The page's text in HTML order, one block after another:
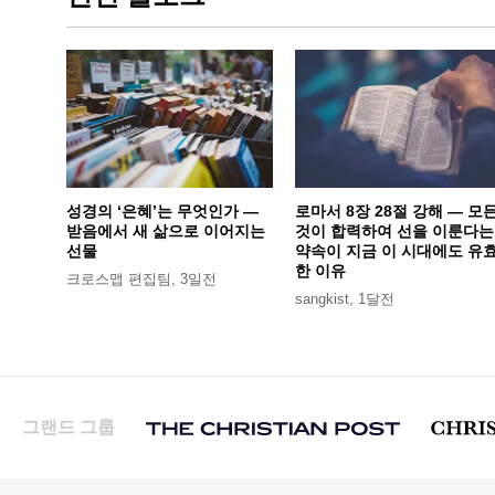
성경의 ‘은혜’는 무엇인가 —
받음에서 새 삶으로 이어지는
선물
크로스맵 편집팀 3일전
로마서 8장 28절 강해 — 모
것이 합력하여 선을 이룬다는
약속이 지금 이 시대에도 유
한 이유
sangkist 1달전
그랜드 그룹